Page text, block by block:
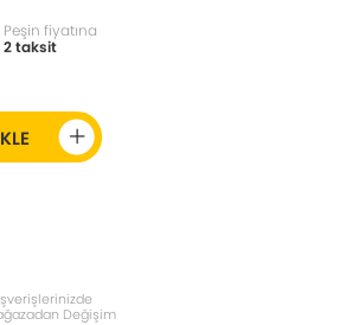
Peşin fiyatına
2 taksit
Değişim